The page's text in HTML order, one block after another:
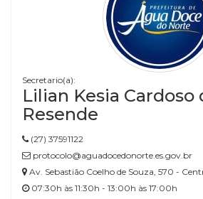
Secretario(a):
Lilian Kesia Cardoso
Resende
(27) 37591122
protocolo@aguadocedonorte.es.gov.br
Av. Sebastião Coelho de Souza, 570 -
07:30h às 11:30h - 13:00h às 17:00h